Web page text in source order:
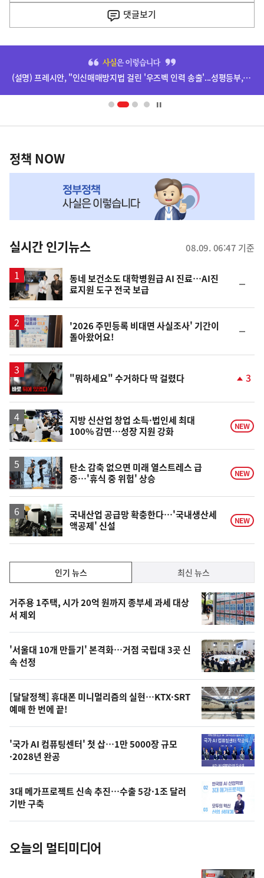
기
댓글보기
영
(설명) 프레시안, "인신매매방지법 걸린 '우즈벡 인력 송출'...성평등부,노동·법무부에 개선 요청" 관련
책
NOW,
뉴
스
정책 NOW
실시간 인기뉴스 08.09. 06:47 기준
동네 보건소도 대학병원급 AI 진료…AI진
료지원 도구 전국 보급
일
'2026 주민등록 비대면 사실조사' 기간이
돌아왔어요!
일
영
상
"뭐하세요" 수거하다 딱 걸렸다
승
3
지방 신산업 창업 소득·법인세 최대
100% 감면…성장 지원 강화
NEW
탄소 감축 없으면 미래 열스트레스 급
증…'휴식 중 위험' 상승
NEW
국내산업 공급망 확충한다…'국내생산세
액공제' 신설
NEW
기,
최
신,
오
늘
의
영
상
오
늘
사
진
인기 뉴스 최신 뉴스
기
뉴
스
거주용 1주택, 시가 20억 원까지 종부세 과세 대상
서 제외
'서울대 10개 만들기' 본격화…거점 국립대 3곳 신
속 선정
[달달정책] 휴대폰 미니멀리즘의 실현…KTX·SRT
예매 한 번에 끝!
'국가 AI 컴퓨팅센터' 첫 삽…1만 5000장 규모
·2028년 완공
3대 메가프로젝트 신속 추진…수출 5강·1조 달러
기반 구축
오늘의 멀티미디어